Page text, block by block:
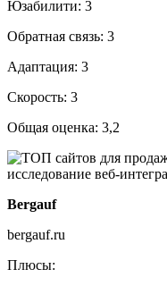
Юзабилити: 3
Обратная связь: 3
Адаптация: 3
Скорость: 3
Общая оценка: 3,2
Bergauf
bergauf.ru
Плюсы: